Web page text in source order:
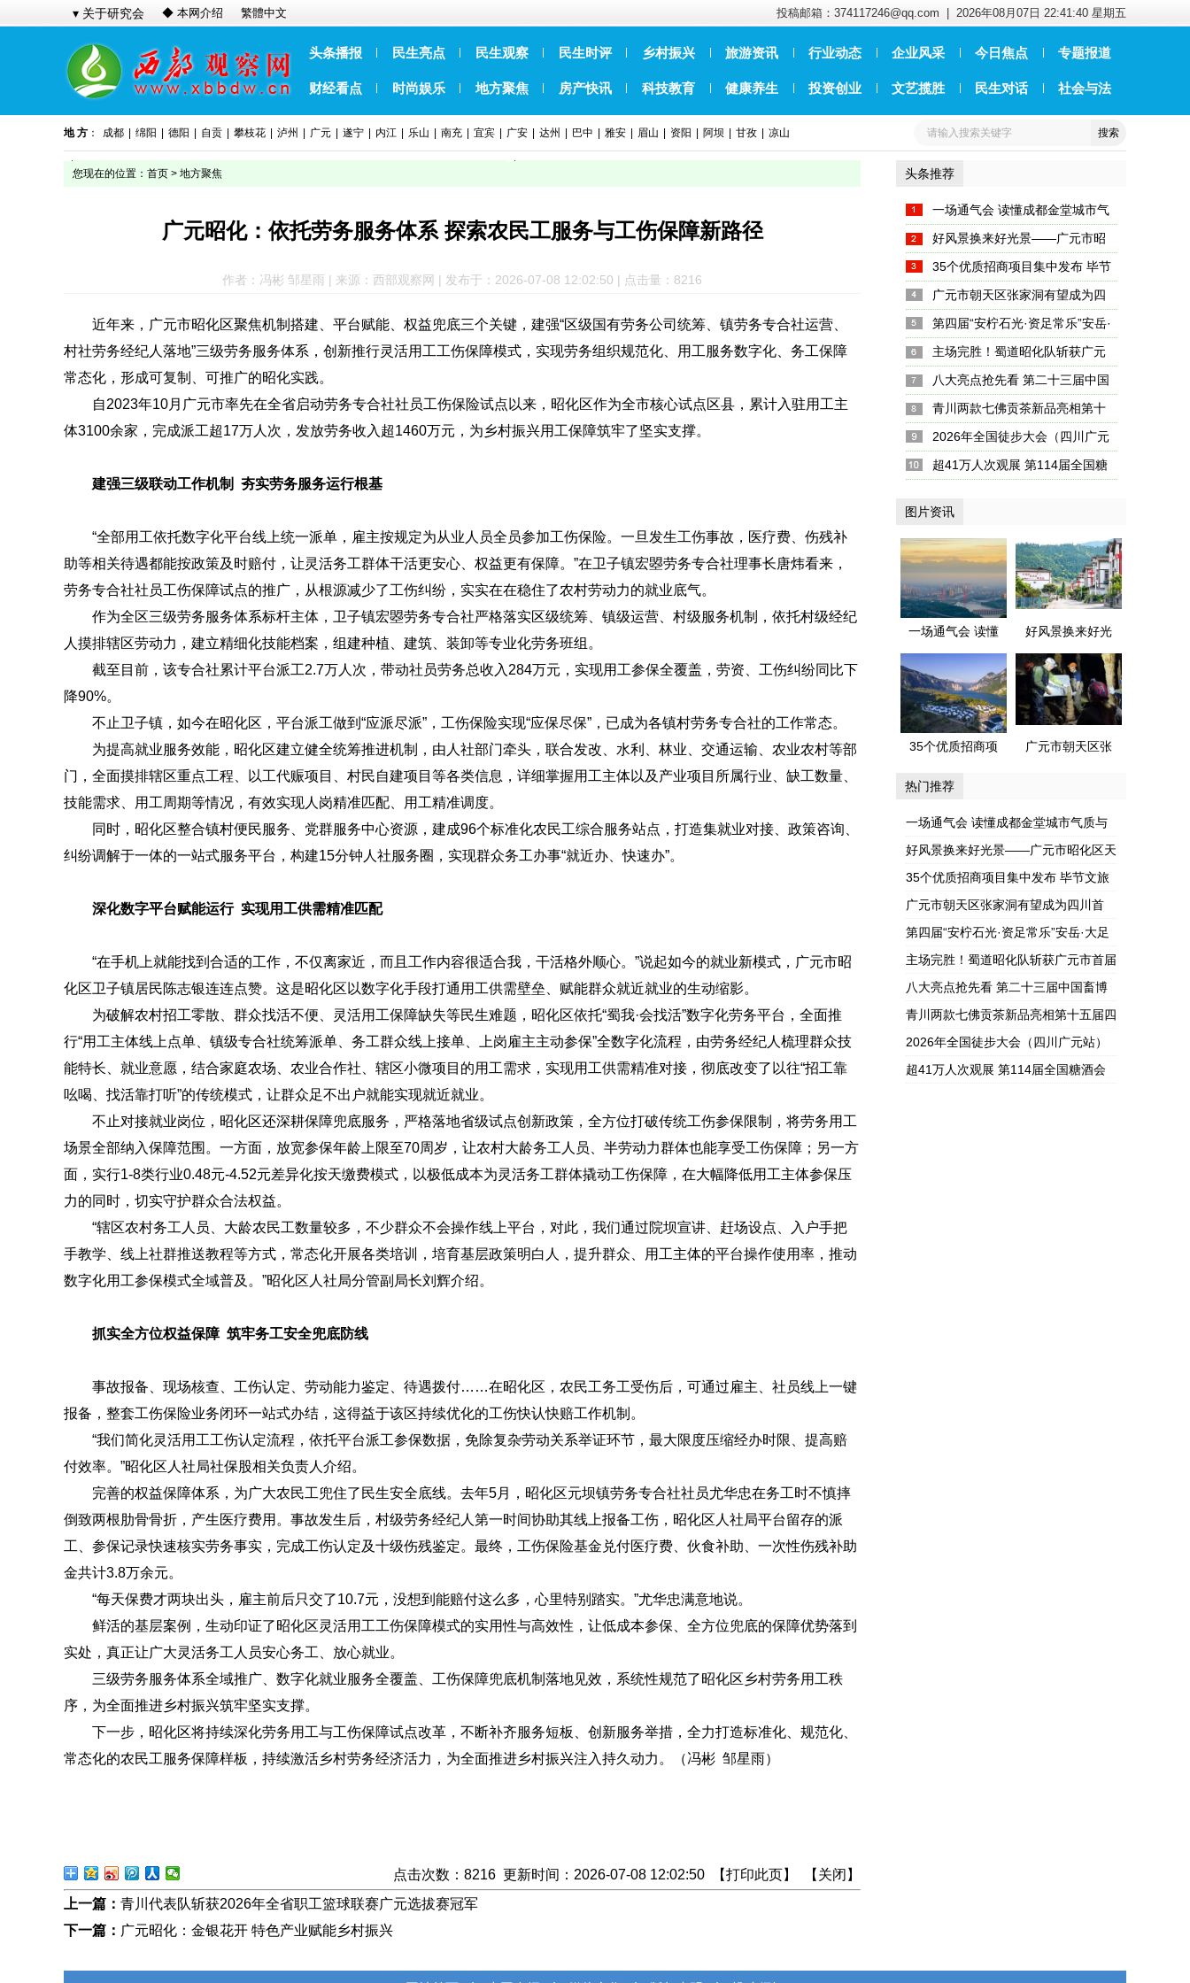
▾ 关于研究会 ◆ 本网介绍 繁體中文 投稿邮箱：374117246@qq.com | 2026年08月07日 22:41:40 星期五
头条播报 民生亮点 民生观察 民生时评 乡村振兴 旅游资讯 行业动态 企业风采 今日焦点 专题报道
财经看点 时尚娱乐 地方聚焦 房产快讯 科技教育 健康养生 投资创业 文艺揽胜 民生对话 社会与法
地 方 ： 成都 绵阳 德阳 自贡 攀枝花 泸州 广元 遂宁 内江 乐山 南充 宜宾 广安 达州 巴中 雅安 眉山 资阳 阿坝 甘孜 凉山
头条推荐
一场通气会 读懂成都金堂城市气
质与内涵好风景换来好光景——广元市昭
化区天雄村的“美”丽密码藏在哪？
35个优质招商项目集中发布 毕节
文旅新名片亮相成都
广元市朝天区张家洞有望成为四
川首个“金钉子”
第四届“安柠石光·资足常乐”安岳·
大足双城文旅联动营销季暨2...
主场完胜！蜀道昭化队斩获广元
市首届城市篮球联赛总冠军
八大亮点抢先看 第二十三届中国
畜博会将于5月18日在蓉开幕
青川两款七佛贡茶新品亮相第十
五届四川国际茶博会
2026年全国徒步大会（四川广元
站）暨古蜀道徒步游活动启幕
超41万人次观展 第114届全国糖
图片资讯
一场通气会 读懂
成都金堂城市气
质与内涵
好风景换来好光
景——广元市昭
化区天雄村
的“美”丽密码藏在
哪？
35个优质招商项
成都
广元市朝天区张
热门推荐
一场通气会 读懂成都金堂城市气质与
内涵
好风景换来好光景——广元市昭化区天
雄村的“美”丽密码藏在哪？
35个优质招商项目集中发布 毕节文旅
新名片亮相成都
广元市朝天区张家洞有望成为四川首
个“金钉子”
第四届“安柠石光·资足常乐”安岳·大足
双城文旅联动营销季暨2...
主场完胜！蜀道昭化队斩获广元市首届
城市篮球联赛总冠军
八大亮点抢先看 第二十三届中国畜博
会将于5月18日在蓉开幕
青川两款七佛贡茶新品亮相第十五届四
川国际茶博会
2026年全国徒步大会（四川广元站）
暨古蜀道徒步游活动启幕
超41万人次观展 第114届全国糖酒会
您现在的位置： 首页 > 地方聚焦
广元昭化：依托劳务服务体系 探索农民工服务与工伤保障新路径
作者：冯彬 邹星雨 | 来源：西部观察网 | 发布于：2026-07-08 12:02:50 | 点击量：8216
近年来，广元市昭化区聚焦机制搭建、平台赋能、权益兜底三个关键，建强“区级国有劳务公司统筹、镇劳务专合社运营、
村社劳务经纪人落地”三级劳务服务体系，创新推行灵活用工工伤保障模式，实现劳务组织规范化、用工服务数字化、务工保障
常态化，形成可复制、可推广的昭化实践。
自2023年10月广元市率先在全省启动劳务专合社社员工伤保险试点以来，昭化区作为全市核心试点区县，累计入驻用工主
体3100余家，完成派工超17万人次，发放劳务收入超1460万元，为乡村振兴用工保障筑牢了坚实支撑。
建强三级联动工作机制 夯实劳务服务运行根基
“全部用工依托数字化平台线上统一派单，雇主按规定为从业人员全员参加工伤保险。一旦发生工伤事故，医疗费、伤残补
助等相关待遇都能按政策及时赔付，让灵活务工群体干活更安心、权益更有保障。”在卫子镇宏曌劳务专合社理事长唐炜看来，
劳务专合社社员工伤保障试点的推广，从根源减少了工伤纠纷，实实在在稳住了农村劳动力的就业底气。
作为全区三级劳务服务体系标杆主体，卫子镇宏曌劳务专合社严格落实区级统筹、镇级运营、村级服务机制，依托村级经纪
人摸排辖区劳动力，建立精细化技能档案，组建种植、建筑、装卸等专业化劳务班组。
截至目前，该专合社累计平台派工2.7万人次，带动社员劳务总收入284万元，实现用工参保全覆盖，劳资、工伤纠纷同比下
降90%。
不止卫子镇，如今在昭化区，平台派工做到“应派尽派”，工伤保险实现“应保尽保”，已成为各镇村劳务专合社的工作常态。
为提高就业服务效能，昭化区建立健全统筹推进机制，由人社部门牵头，联合发改、水利、林业、交通运输、农业农村等部
门，全面摸排辖区重点工程、以工代赈项目、村民自建项目等各类信息，详细掌握用工主体以及产业项目所属行业、缺工数量、
技能需求、用工周期等情况，有效实现人岗精准匹配、用工精准调度。
同时，昭化区整合镇村便民服务、党群服务中心资源，建成96个标准化农民工综合服务站点，打造集就业对接、政策咨询、
纠纷调解于一体的一站式服务平台，构建15分钟人社服务圈，实现群众务工办事“就近办、快速办”。
深化数字平台赋能运行 实现用工供需精准匹配
“在手机上就能找到合适的工作，不仅离家近，而且工作内容很适合我，干活格外顺心。”说起如今的就业新模式，广元市昭
化区卫子镇居民陈志银连连点赞。这是昭化区以数字化手段打通用工供需壁垒、赋能群众就近就业的生动缩影。
为破解农村招工零散、群众找活不便、灵活用工保障缺失等民生难题，昭化区依托“蜀我·会找活”数字化劳务平台，全面推
行“用工主体线上点单、镇级专合社统筹派单、务工群众线上接单、上岗雇主主动参保”全数字化流程，由劳务经纪人梳理群众技
能特长、就业意愿，结合家庭农场、农业合作社、辖区小微项目的用工需求，实现用工供需精准对接，彻底改变了以往“招工靠
吆喝、找活靠打听”的传统模式，让群众足不出户就能实现就近就业。
不止对接就业岗位，昭化区还深耕保障兜底服务，严格落地省级试点创新政策，全方位打破传统工伤参保限制，将劳务用工
场景全部纳入保障范围。一方面，放宽参保年龄上限至70周岁，让农村大龄务工人员、半劳动力群体也能享受工伤保障；另一方
面，实行1-8类行业0.48元-4.52元差异化按天缴费模式，以极低成本为灵活务工群体撬动工伤保障，在大幅降低用工主体参保压
力的同时，切实守护群众合法权益。
“辖区农村务工人员、大龄农民工数量较多，不少群众不会操作线上平台，对此，我们通过院坝宣讲、赶场设点、入户手把
手教学、线上社群推送教程等方式，常态化开展各类培训，培育基层政策明白人，提升群众、用工主体的平台操作使用率，推动
数字化用工参保模式全域普及。”昭化区人社局分管副局长刘辉介绍。
抓实全方位权益保障 筑牢务工安全兜底防线
事故报备、现场核查、工伤认定、劳动能力鉴定、待遇拨付……在昭化区，农民工务工受伤后，可通过雇主、社员线上一键
报备，整套工伤保险业务闭环一站式办结，这得益于该区持续优化的工伤快认快赔工作机制。
“我们简化灵活用工工伤认定流程，依托平台派工参保数据，免除复杂劳动关系举证环节，最大限度压缩经办时限、提高赔
付效率。”昭化区人社局社保股相关负责人介绍。
完善的权益保障体系，为广大农民工兜住了民生安全底线。去年5月，昭化区元坝镇劳务专合社社员尤华忠在务工时不慎摔
倒致两根肋骨骨折，产生医疗费用。事故发生后，村级劳务经纪人第一时间协助其线上报备工伤，昭化区人社局平台留存的派
工、参保记录快速核实劳务事实，完成工伤认定及十级伤残鉴定。最终，工伤保险基金兑付医疗费、伙食补助、一次性伤残补助
金共计3.8万余元。
“每天保费才两块出头，雇主前后只交了10.7元，没想到能赔付这么多，心里特别踏实。”尤华忠满意地说。
鲜活的基层案例，生动印证了昭化区灵活用工工伤保障模式的实用性与高效性，让低成本参保、全方位兜底的保障优势落到
实处，真正让广大灵活务工人员安心务工、放心就业。
三级劳务服务体系全域推广、数字化就业服务全覆盖、工伤保障兜底机制落地见效，系统性规范了昭化区乡村劳务用工秩
序，为全面推进乡村振兴筑牢坚实支撑。
下一步，昭化区将持续深化劳务用工与工伤保障试点改革，不断补齐服务短板、创新服务举措，全力打造标准化、规范化、
常态化的农民工服务保障样板，持续激活乡村劳务经济活力，为全面推进乡村振兴注入持久动力。（冯彬 邹星雨）
点击次数： 8216 更新时间：2026-07-08 12:02:50 【打印此页】 【 关闭 】
上一篇： 青川代表队斩获2026年全省职工篮球联赛广元选拔赛冠军
下一篇： 广元昭化：金银花开 特色产业赋能乡村振兴